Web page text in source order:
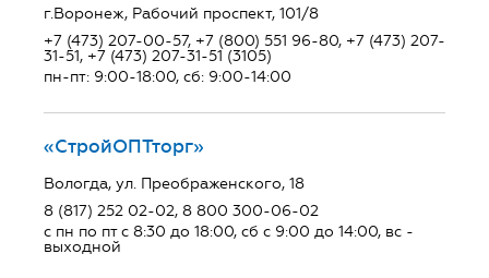
г.Воронеж, Рабочий проспект, 101/8
+7 (473) 207-00-57, +7 (800) 551 96-80, +7 (473) 207-
31-51, +7 (473) 207-31-51 (3105)
пн-пт: 9:00-18:00, сб: 9:00-14:00
«СтройОПТторг»
Вологда, ул. Преображенского, 18
8 (817) 252 02-02, 8 800 300-06-02
с пн по пт с 8:30 до 18:00, сб с 9:00 до 14:00, вс -
выходной